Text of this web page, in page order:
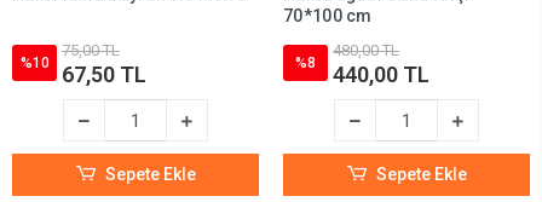
%10
75,00 TL
67,50 TL
Sepete Ekle
70*100 cm
%8
480,00 TL
440,00 TL
Sepete Ekle